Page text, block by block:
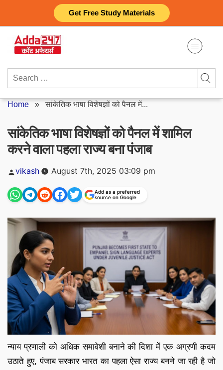
Get Free Study Materials
content
Search
Home »सांकेतिक भाषा विशेषज्ञों को पैनल में...
सांकेतिक भाषा विशेषज्ञों को पैनल में शामिल
करने वाला पहला राज्य बना पंजाब
Posted
vikash August 7th, 2025 03:09 pm
Add as a preferred
source on Google
न्याय प्रणाली को अधिक समावेशी बनाने की दिशा में एक अग्रणी कदम
उठाते हुए, पंजाब सरकार भारत का पहला ऐसा राज्य बनने जा रही है जो